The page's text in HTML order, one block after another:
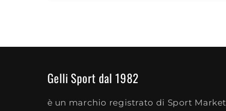
Gelli Sport dal 1982
è un marchio registrato di Sport Market